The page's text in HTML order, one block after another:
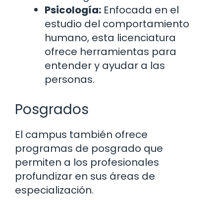
Psicología: Enfocada en el
estudio del comportamiento
humano, esta licenciatura
ofrece herramientas para
entender y ayudar a las
personas.
Posgrados
El campus también ofrece
programas de posgrado que
permiten a los profesionales
profundizar en sus áreas de
especialización.